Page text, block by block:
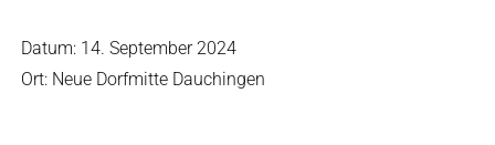
Datum: 14. September 2024
Ort: Neue Dorfmitte Dauchingen